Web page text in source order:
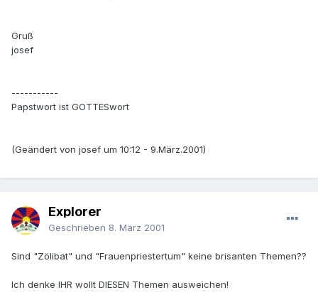
Gruß
josef
-----------
Papstwort ist GOTTESwort
(Geändert von josef um 10:12 - 9.März.2001)
Explorer
Geschrieben 8. März 2001
Sind "Zölibat" und "Frauenpriestertum" keine brisanten Themen??
Ich denke IHR wollt DIESEN Themen ausweichen!